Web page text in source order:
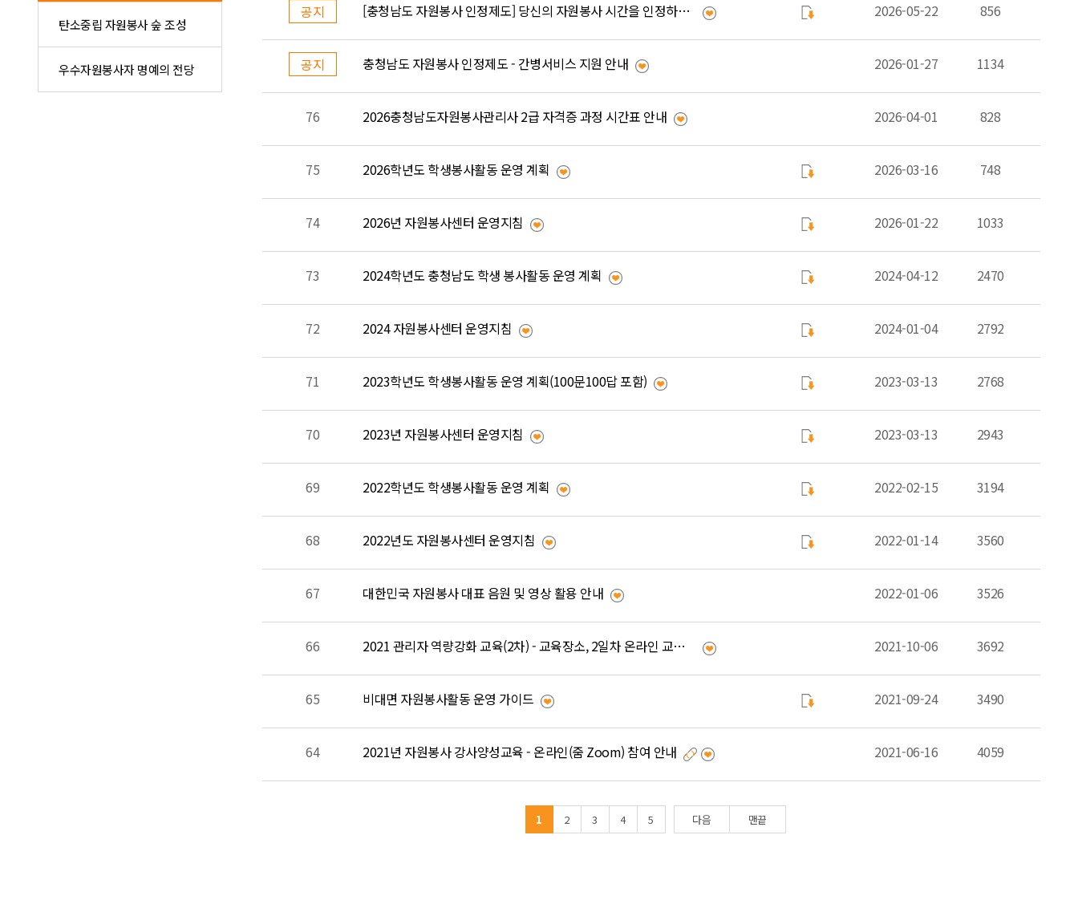
탄소중립 자원봉사 숲 조성
우수자원봉사자 명예의 전당
공지 [충청남도 자원봉사 인정제도] 당신의 자원봉사 시간을 인정하는 제도가 있습니다! 2026-05-22 856
공지 충청남도 자원봉사 인정제도 - 간병서비스 지원 안내 2026-01-27 1134
76 2026충청남도자원봉사관리사 2급 자격증 과정 시간표 안내 2026-04-01 828
75 2026학년도 학생봉사활동 운영 계획 2026-03-16 748
74 2026년 자원봉사센터 운영지침 2026-01-22 1033
73 2024학년도 충청남도 학생 봉사활동 운영 계획 2024-04-12 2470
72 2024 자원봉사센터 운영지침 2024-01-04 2792
71 2023학년도 학생봉사활동 운영 계획(100문100답 포함) 2023-03-13 2768
70 2023년 자원봉사센터 운영지침 2023-03-13 2943
69 2022학년도 학생봉사활동 운영 계획 2022-02-15 3194
68 2022년도 자원봉사센터 운영지침 2022-01-14 3560
67 대한민국 자원봉사 대표 음원 및 영상 활용 안내 2022-01-06 3526
66 2021 관리자 역량강화 교육(2차) - 교육장소, 2일차 온라인 교육 사전 준비사항 안내 2021-10-06 3692
65 비대면 자원봉사활동 운영 가이드 2021-09-24 3490
64 2021년 자원봉사 강사양성교육 - 온라인(줌 Zoom) 참여 안내 2021-06-16 4059
1 2 3 4 5 다음 맨끝